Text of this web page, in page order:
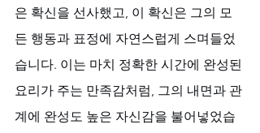
은 확신을 선사했고, 이 확신은 그의 모
든 행동과 표정에 자연스럽게 스며들었
습니다. 이는 마치 정확한 시간에 완성된
요리가 주는 만족감처럼, 그의 내면과 관
계에 완성도 높은 자신감을 불어넣었습